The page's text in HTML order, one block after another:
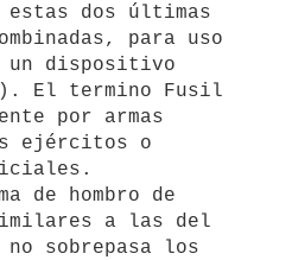
estas dos últimas
para uso
un dispositivo
El termino Fusil
por armas
ejércitos o
a las del
sobrepasa los